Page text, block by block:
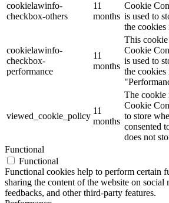
cookielawinfo-
checkbox-others
11
months
Cookie
is used to
the cookies
cookielawinfo-
checkbox-
performance
11
months
This
Cookie
is used to
the cookies
viewed_cookie_policy
11
months
The cookie
Cookie
to store
consented
does not
Functional
Functional
Functional cookies help to perform certain
sharing the content of the website on social
feedbacks, and other third-party features.